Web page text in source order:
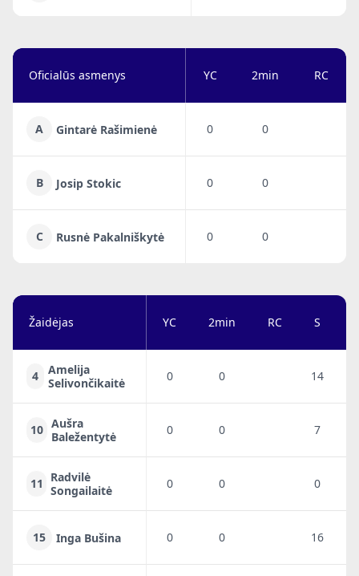
Oficialūs asmenys YC 2min RC
A Gintarė Rašimienė 0 0
B Josip Stokic 0 0
C Rusnė Pakalniškytė 0 0
Žaidėjas YC 2min RC S
4
Amelija
Selivončikaitė
0 0 14
10 Aušra
Baležentytė
0 0 7
11
Radvilė
Songailaitė
0 0 0
15 Inga Bušina 0 0 16